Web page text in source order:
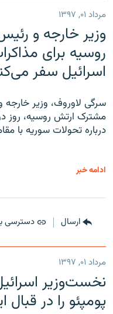
مرداد ۰۱, ۱۳۹۷
وزیر خارجه و
روسیه برای
اسرائیل سفر
سرگی لاوروف، وزیر
مشترک ارتش روسیه، روز
درباره تحولات سوریه با
ادامه خبر
ارسال دسترسی
مرداد ۰۱, ۱۳۹۷
نخست‌وزیر
پومپئو را در